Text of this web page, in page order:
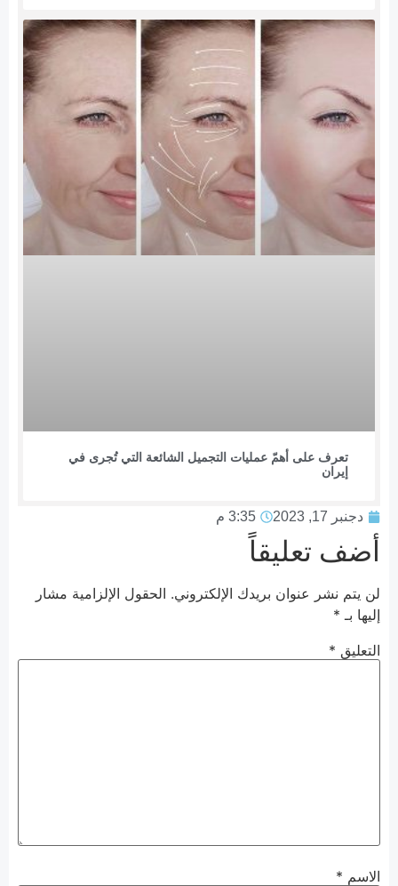
تعرف على أهمّ عمليات التجميل الشائعة التي تُجرى في
إيران
دجنبر 17, 2023 3:35 م
أضف تعليقاً
لن يتم نشر عنوان بريدك الإلكتروني. الحقول الإلزامية مشار
إليها بـ *
التعليق*
الاسم*